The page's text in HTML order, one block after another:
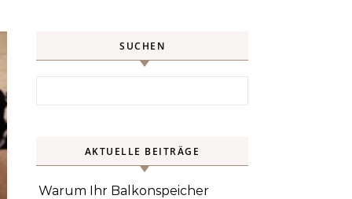
SUCHEN
AKTUELLE BEITRÄGE
Warum Ihr Balkonspeicher